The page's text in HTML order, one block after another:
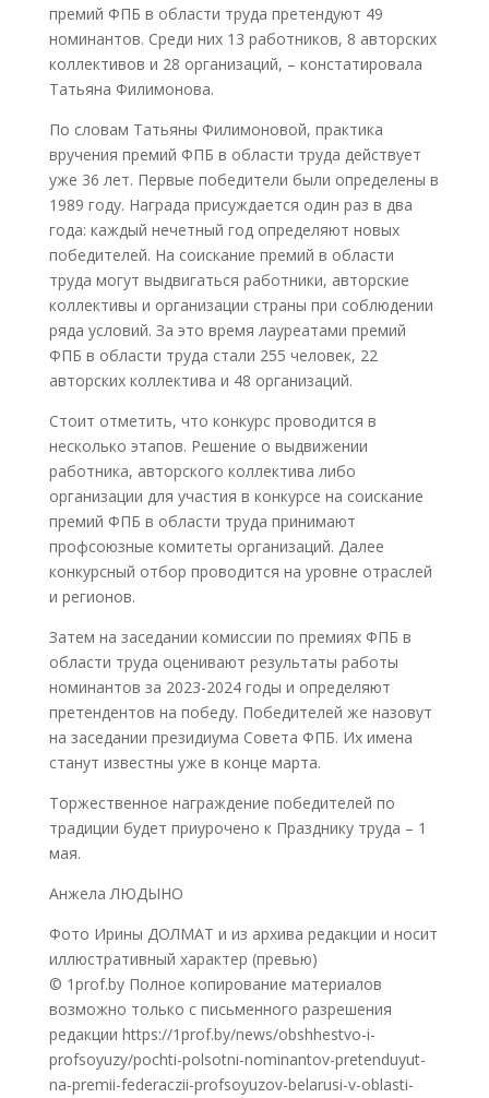
премий ФПБ в области труда претендуют 49
номинантов. Среди них 13 работников, 8 авторских
коллективов и 28 организаций, – констатировала
Татьяна Филимонова.
По словам Татьяны Филимоновой, практика
вручения премий ФПБ в области труда действует
уже 36 лет. Первые победители были определены в
1989 году. Награда присуждается один раз в два
года: каждый нечетный год определяют новых
победителей. На соискание премий в области
труда могут выдвигаться работники, авторские
коллективы и организации страны при соблюдении
ряда условий. За это время лауреатами премий
ФПБ в области труда стали 255 человек, 22
авторских коллектива и 48 организаций.
Стоит отметить, что конкурс проводится в
несколько этапов. Решение о выдвижении
работника, авторского коллектива либо
организации для участия в конкурсе на соискание
премий ФПБ в области труда принимают
профсоюзные комитеты организаций. Далее
конкурсный отбор проводится на уровне отраслей
и регионов.
Затем на заседании комиссии по премиях ФПБ в
области труда оценивают результаты работы
номинантов за 2023-2024 годы и определяют
претендентов на победу. Победителей же назовут
на заседании президиума Совета ФПБ. Их имена
станут известны уже в конце марта.
Торжественное награждение победителей по
традиции будет приурочено к Празднику труда – 1
мая.
Анжела ЛЮДЫНО
Фото Ирины ДОЛМАТ и из архива редакции и носит
иллюстративный характер (превью)
© 1prof.by Полное копирование материалов
возможно только с письменного разрешения
редакции https://1prof.by/news/obshhestvo-i-
profsoyuzy/pochti-polsotni-nominantov-pretenduyut-
na-premii-federaczii-profsoyuzov-belarusi-v-oblasti-